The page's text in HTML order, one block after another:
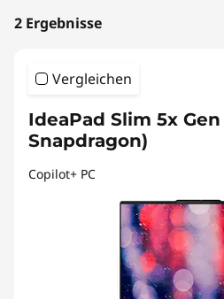
2 Ergebnisse
Vergleichen
IdeaPad Slim 5x Gen
Snapdragon)
Copilot+ PC